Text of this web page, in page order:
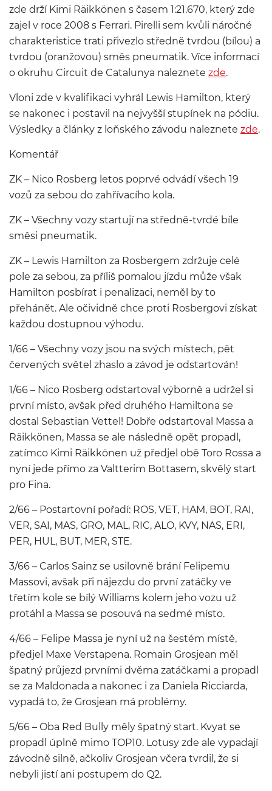
zde drží Kimi Räikkönen s časem 1:21.670, který zde
zajel v roce 2008 s Ferrari. Pirelli sem kvůli náročné
charakteristice trati přivezlo středně tvrdou (bílou) a
tvrdou (oranžovou) směs pneumatik. Více informací
o okruhu Circuit de Catalunya naleznete zde.
Vloni zde v kvalifikaci vyhrál Lewis Hamilton, který
se nakonec i postavil na nejvyšší stupínek na pódiu.
Výsledky a články z loňského závodu naleznete zde.
Komentář
ZK – Nico Rosberg letos poprvé odvádí všech 19
vozů za sebou do zahřívacího kola.
ZK – Všechny vozy startují na středně-tvrdé bíle
směsi pneumatik.
ZK – Lewis Hamilton za Rosbergem zdržuje celé
pole za sebou, za příliš pomalou jízdu může však
Hamilton posbírat i penalizaci, neměl by to
přehánět. Ale očividně chce proti Rosbergovi získat
každou dostupnou výhodu.
1/66 – Všechny vozy jsou na svých místech, pět
červených světel zhaslo a závod je odstartován!
1/66 – Nico Rosberg odstartoval výborně a udržel si
první místo, avšak před druhého Hamiltona se
dostal Sebastian Vettel! Dobře odstartoval Massa a
Räikkönen, Massa se ale následně opět propadl,
zatímco Kimi Räikkönen už předjel obě Toro Rossa a
nyní jede přímo za Valtterim Bottasem, skvělý start
pro Fina.
2/66 – Postartovní pořadí: ROS, VET, HAM, BOT, RAI,
VER, SAI, MAS, GRO, MAL, RIC, ALO, KVY, NAS, ERI,
PER, HUL, BUT, MER, STE.
3/66 – Carlos Sainz se usilovně brání Felipemu
Massovi, avšak při nájezdu do první zatáčky ve
třetím kole se bílý Williams kolem jeho vozu už
protáhl a Massa se posouvá na sedmé místo.
4/66 – Felipe Massa je nyní už na šestém místě,
předjel Maxe Verstapena. Romain Grosjean měl
špatný průjezd prvními dvěma zatáčkami a propadl
se za Maldonada a nakonec i za Daniela Ricciarda,
vypadá to, že Grosjean má problémy.
5/66 – Oba Red Bully měly špatný start. Kvyat se
propadl úplně mimo TOP10. Lotusy zde ale vypadají
závodně silně, ačkoliv Grosjean včera tvrdil, že si
nebyli jistí ani postupem do Q2.